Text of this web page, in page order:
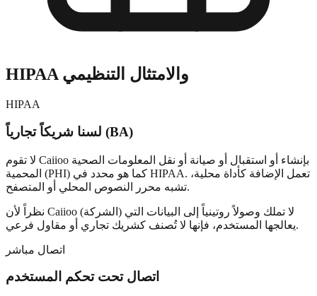
HIPAA والامتثال التنظيمي
HIPAA
لسنا شريكاً تجارياً (BA)
لا تقوم Caiioo بإنشاء أو استقبال أو صيانة أو نقل المعلومات الصحية
المحمية (PHI) كما هو محدد في HIPAA. تعمل الإضافة كأداة محلية،
تشبه محرر النصوص المحلي أو المتصفح.
نظراً لأن Caiioo (الشركة) لا تملك وصولاً روتينياً إلى البيانات التي
يعالجها المستخدم، فإنها لا تُصنف كشريك تجاري أو مقاول فرعي.
اتصال مباشر
اتصال تحت تحكم المستخدم